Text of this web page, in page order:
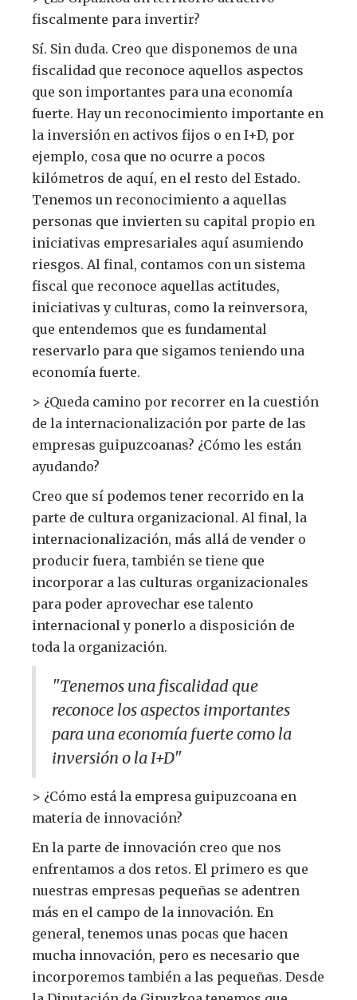
fiscalmente para invertir?
Sí. Sin duda. Creo que disponemos de una
fiscalidad que reconoce aquellos aspectos
que son importantes para una economía
fuerte. Hay un reconocimiento importante en
la inversión en activos fijos o en I+D, por
ejemplo, cosa que no ocurre a pocos
kilómetros de aquí, en el resto del Estado.
Tenemos un reconocimiento a aquellas
personas que invierten su capital propio en
iniciativas empresariales aquí asumiendo
riesgos. Al final, contamos con un sistema
fiscal que reconoce aquellas actitudes,
iniciativas y culturas, como la reinversora,
que entendemos que es fundamental
reservarlo para que sigamos teniendo una
economía fuerte.
> ¿Queda camino por recorrer en la cuestión
de la internacionalización por parte de las
empresas guipuzcoanas? ¿Cómo les están
ayudando?
Creo que sí podemos tener recorrido en la
parte de cultura organizacional. Al final, la
internacionalización, más allá de vender o
producir fuera, también se tiene que
incorporar a las culturas organizacionales
para poder aprovechar ese talento
internacional y ponerlo a disposición de
toda la organización.
"Tenemos una fiscalidad que
reconoce los aspectos importantes
para una economía fuerte como la
inversión o la I+D"
> ¿Cómo está la empresa guipuzcoana en
materia de innovación?
En la parte de innovación creo que nos
enfrentamos a dos retos. El primero es que
nuestras empresas pequeñas se adentren
más en el campo de la innovación. En
general, tenemos unas pocas que hacen
mucha innovación, pero es necesario que
incorporemos también a las pequeñas. Desde